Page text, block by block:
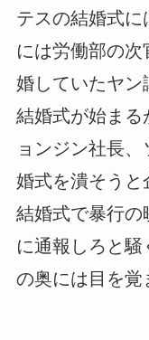
テスの結婚式に
には労働部の
婚していたヤン
結婚式が始まる
ョンジン社長
婚式を潰そうと
結婚式で暴行の
に通報しろと
の奥には目を覚